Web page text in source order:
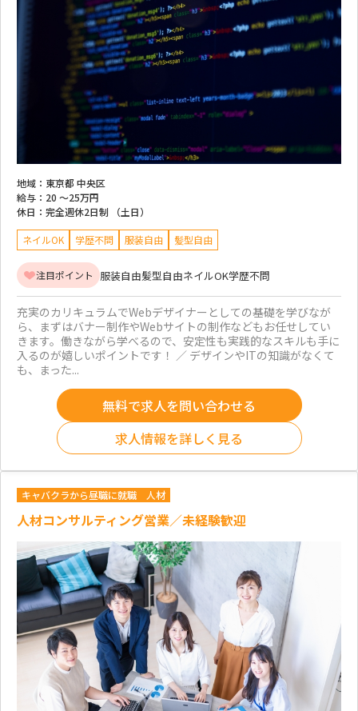
地域： 東京都 中央区
給与： 20 ～25万円
休日： 完全週休2日制 （土日）
ネイルOK 学歴不問 服装自由 髪型自由
注目ポイント 服装自由髪型自由ネイルOK学歴不問
充実のカリキュラムでWebデザイナーとしての基礎を学びなが
ら、まずはバナー制作やWebサイトの制作などもお任せしてい
きます。働きながら学べるので、安定性も実践的なスキルも手に
入るのが嬉しいポイントです！ ／ デザインやITの知識がなくて
も、まった...
無料で求人を問い合わせる
求人情報を詳しく見る
キャバクラから昼職に就職 人材
人材コンサルティング営業／未経験歓迎